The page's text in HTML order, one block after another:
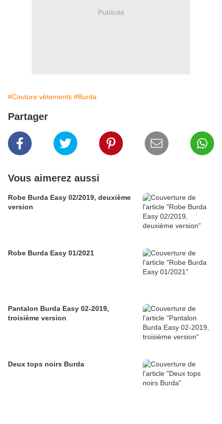
Publicité
#Couture vêtements #Burda
Partager
Vous aimerez aussi
Robe Burda Easy 02/2019, deuxième
version
Robe Burda Easy 01/2021
Pantalon Burda Easy 02-2019,
troisième version
Deux tops noirs Burda